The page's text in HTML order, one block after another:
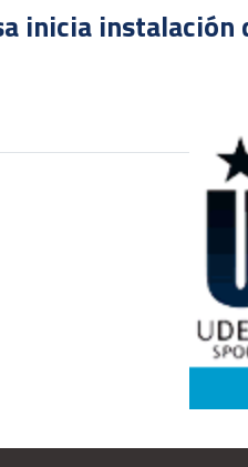
inicia